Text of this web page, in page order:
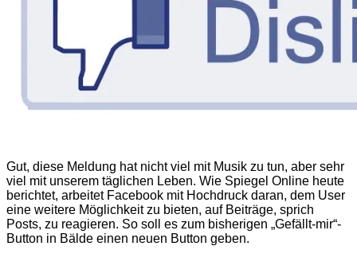
Gut, diese Meldung hat nicht viel mit Musik zu tun, aber sehr
viel mit unserem täglichen Leben. Wie Spiegel Online heute
berichtet, arbeitet Facebook mit Hochdruck daran, dem User
eine weitere Möglichkeit zu bieten, auf Beiträge, sprich
Posts, zu reagieren. So soll es zum bisherigen „Gefällt-mir“-
Button in Bälde einen neuen Button geben.